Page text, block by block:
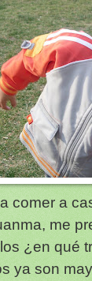
comer a
me
¿en qué
ya son